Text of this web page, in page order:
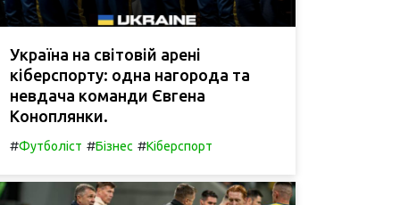
Україна на світовій арені
кіберспорту: одна нагорода та
невдача команди Євгена
Коноплянки.
#Футболіст #Бізнес #Кіберспорт